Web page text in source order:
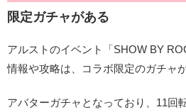
限定ガチャがある
アルストのイベント「SHOW BY
情報や攻略は、コラボ限定のガチャ
アバターガチャとなっており、11回